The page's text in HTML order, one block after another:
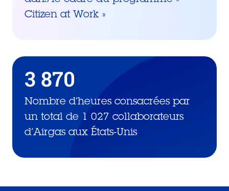
Citizen at Work »
3 870
Nombre d’heures consacrées par
un total de 1 027 collaborateurs
d’Airgas aux États-Unis